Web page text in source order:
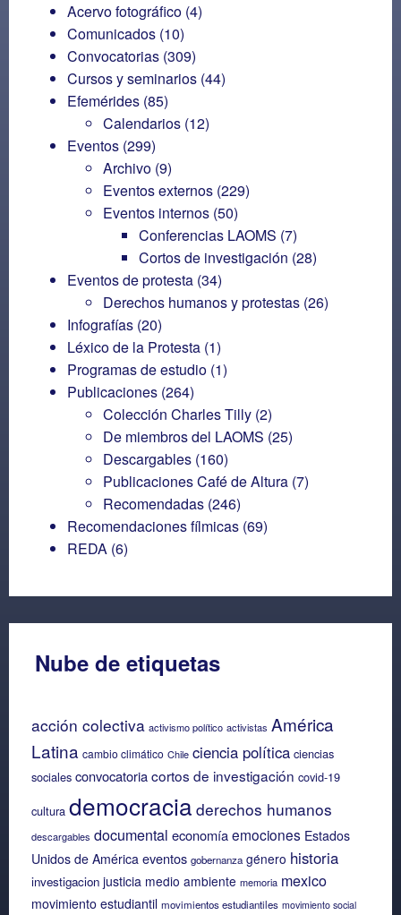
Acervo fotográfico (4)
Comunicados (10)
Convocatorias (309)
Cursos y seminarios (44)
Efemérides (85)
Calendarios (12)
Eventos (299)
Archivo (9)
Eventos externos (229)
Eventos internos (50)
Conferencias LAOMS (7)
Cortos de investigación (28)
Eventos de protesta (34)
Derechos humanos y protestas (26)
Infografías (20)
Léxico de la Protesta (1)
Programas de estudio (1)
Publicaciones (264)
Colección Charles Tilly (2)
De miembros del LAOMS (25)
Descargables (160)
Publicaciones Café de Altura (7)
Recomendadas (246)
Recomendaciones fílmicas (69)
REDA (6)
Nube de etiquetas
acción colectiva activismo político activistas América
Latina cambio climático Chile ciencia política ciencias
sociales convocatoriacortos de investigación covid-19
cultura democracia derechos humanos
descargables documental economíaemociones Estados
Unidos de América eventos gobernanza género historia
investigacion justicia medio ambiente memoria mexico
movimiento estudiantil movimientos estudiantiles movimiento social